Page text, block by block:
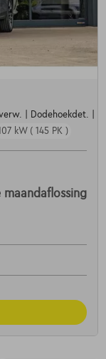
| Dodehoekdet. |
kW ( 145 PK )